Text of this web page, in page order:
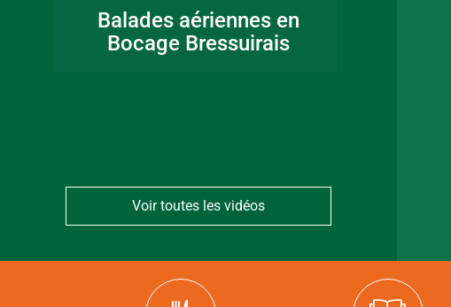
Balades aériennes en
Bocage Bressuirais
Voir toutes les vidéos
Fête de la musique
en Bocage